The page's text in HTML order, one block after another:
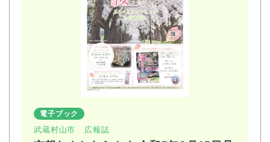
電子ブック
武蔵村山市 広報誌